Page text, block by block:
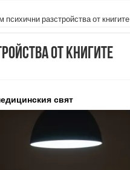
психични разстройства от книгите
от книгите
свят